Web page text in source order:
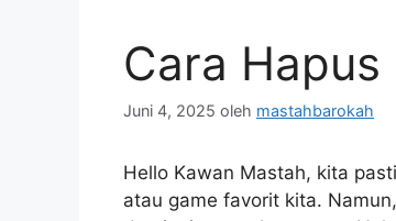
Cara
Juni 4, 2025 oleh mastahbarokah
Hello Kawan Mastah, kita
atau game favorit kita.